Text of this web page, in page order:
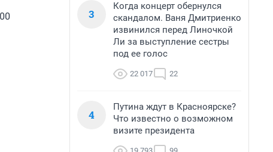
3
Когда концерт обернулся
скандалом. Ваня Дмитриенко
извинился перед Линочкой
Ли за выступление сестры
под ее голос
22 017 22
4
Путина ждут в Красноярске?
Что известно о возможном
визите президента